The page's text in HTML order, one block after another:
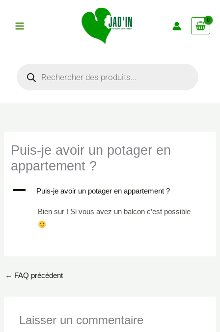
contenu
produits
Puis-je avoir un potager en
appartement ?
A Puis-je avoir un potager en appartement ?
Bien sur ! Si vous avez un balcon c’est possible
← FAQ précédent
Laisser un commentaire